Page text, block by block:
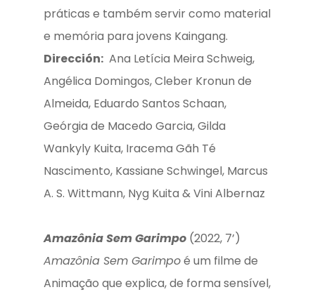
práticas e também servir como material
e memória para jovens Kaingang.
Dirección:Ana Letícia Meira Schweig,
Angélica Domingos, Cleber Kronun de
Almeida, Eduardo Santos Schaan,
Geórgia de Macedo Garcia, Gilda
Wankyly Kuita, Iracema Gãh Té
Nascimento, Kassiane Schwingel, Marcus
A. S. Wittmann, Nyg Kuita & Vini Albernaz
Amazônia Sem Garimpo(2022, 7’)
Amazônia Sem Garimpoé um filme de
Animação que explica, de forma sensível,